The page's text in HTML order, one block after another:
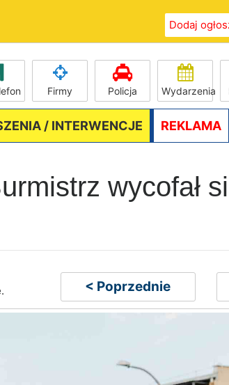
Dodaj
Firmy Policja Wydarzenia
/ INTERWENCJE REKLAMA
wycofał
< Poprzednie